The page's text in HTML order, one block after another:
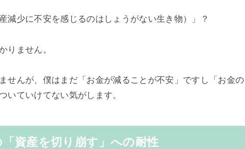
少に不安を感じるのはしょうがない生き物）」？
りません。
せんが、僕はまだ「お金が減ることが不安」ですし「お金の
ついていけてない気がします。
資産を切り崩す」への耐性